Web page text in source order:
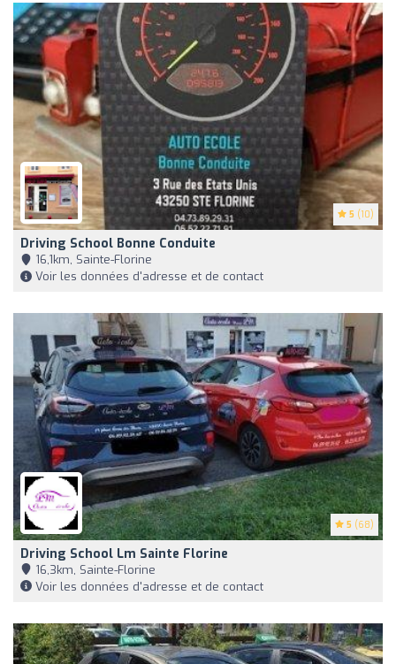
5 (10)
Driving School Bonne Conduite
16,1km, Sainte-Florine
Voir les données d'adresse et de contact
5 (68)
Driving School Lm Sainte Florine
16,3km, Sainte-Florine
Voir les données d'adresse et de contact